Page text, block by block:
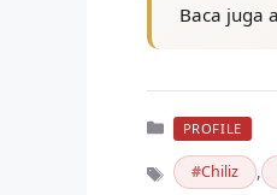
Baca juga
Kategori
PROFILE
Tag Chiliz ,